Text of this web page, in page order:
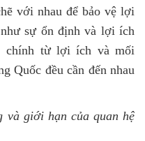
với nhau để bảo vệ lợi
sự ổn định và lợi ích
chính từ lợi ích và mối
Quốc đều cần đến nhau
và giới hạn của quan hệ